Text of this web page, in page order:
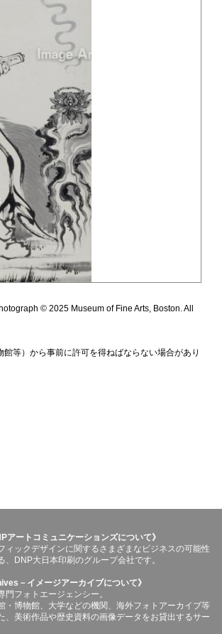
© 2025 Museum of Fine Arts, Boston. All
等）から事前に許可を得ねばならない場合があり
アートコミュニケーションズについて》
ィックデザインに関するさまざまなビジネスの可能性
、DNP大日本印刷のグループ会社です。
－イメージアーカイブについて》
門フォトエージェンシー。
・博物館、大学などの機関、海外フォトアーカイブ等
、美術作品や歴史資料の画像データをお貸出するサー